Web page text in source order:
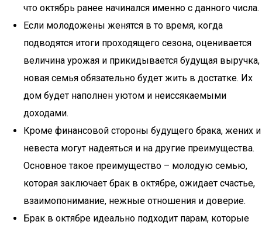
что октябрь ранее начинался именно с данного числа.
Если молодожены женятся в то время, когда
подводятся итоги проходящего сезона, оценивается
величина урожая и прикидывается будущая выручка,
новая семья обязательно будет жить в достатке. Их
дом будет наполнен уютом и неиссякаемыми
доходами.
Кроме финансовой стороны будущего брака, жених и
невеста могут надеяться и на другие преимущества.
Основное такое преимущество – молодую семью,
которая заключает брак в октябре, ожидает счастье,
взаимопонимание, нежные отношения и доверие.
Брак в октябре идеально подходит парам, которые